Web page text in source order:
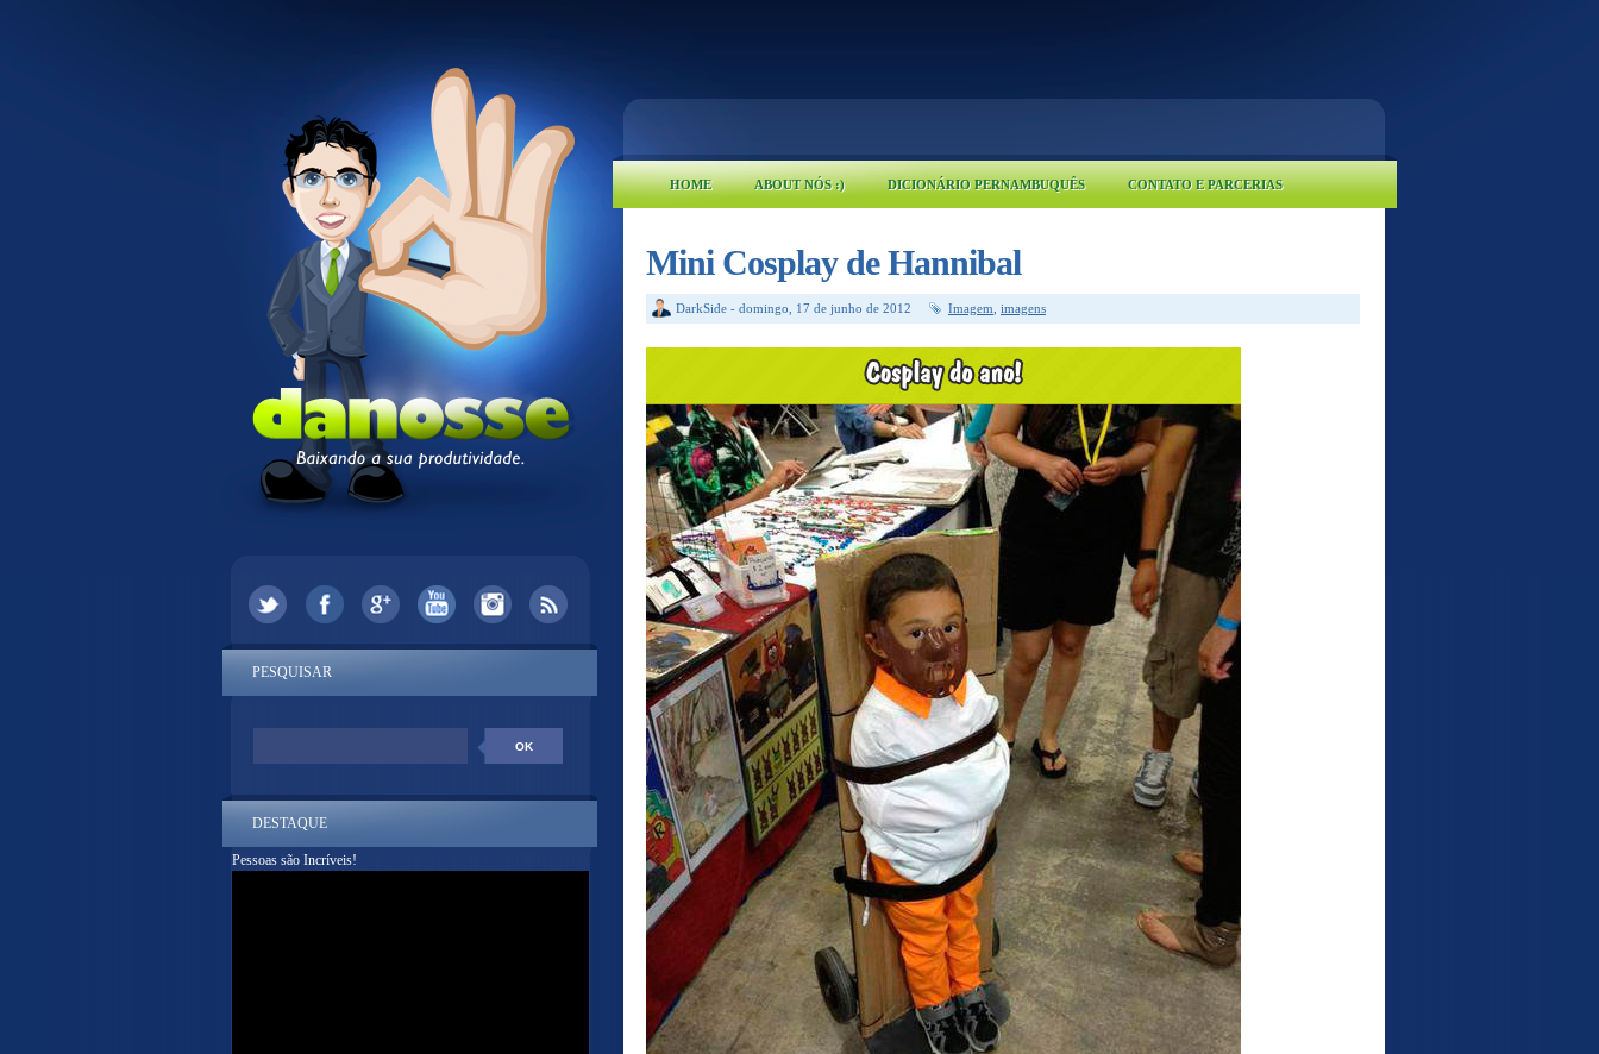
HOME ABOUT NÓS :) DICIONÁRIO PERNAMBUQUÊS CONTATO E PARCERIAS
Mini Cosplay de Hannibal
DarkSide - domingo, 17 de junho de 2012 Imagem imagens
PESQUISAR
DESTAQUE
Pessoas são Incríveis!